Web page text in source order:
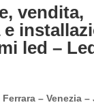
vendita,
led –
– Venezia –